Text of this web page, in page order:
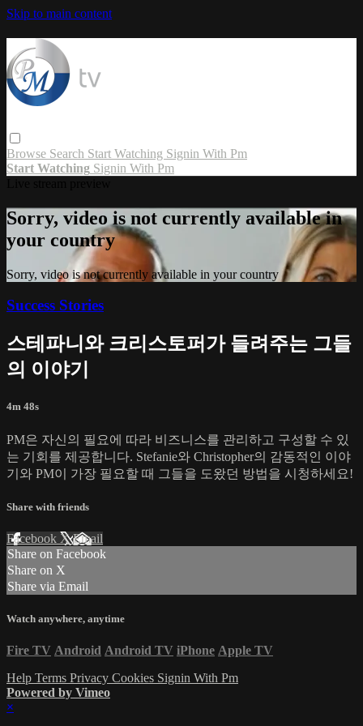
Skip to main content
Browse Search Start Watching Signin With Pm
Start Watching Signin With Pm
Sorry, video is not currently available in
your country
Sorry, video is not currently available in your country
Success Stories
스테파니와 크리스토퍼가 들려주는 그들
의 이야기
4m 48s
PM은 자신의 필요에 따라 비즈니스를 관리하고 구성할 수 있
는 기회를 제공합니다. Stefanie와 Christopher의 감동적인 이야
기와 PM이 가장 필요할 때 그들을 도왔던 방법을 시청하세요!
Share with friends
Facebook XEmail
Share on Facebook
Share on X
Share via Email
Watch anywhere, anytime
Fire TV Android Android TV iPhone Apple TV
Help Terms Privacy Cookies Signin With Pm
Powered by Vimeo
×